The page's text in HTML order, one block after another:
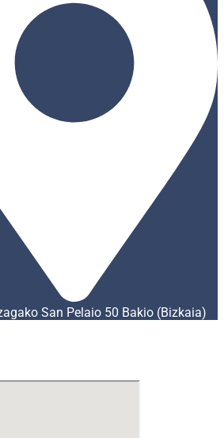
San Pelaio 50 Bakio (Bizkaia)